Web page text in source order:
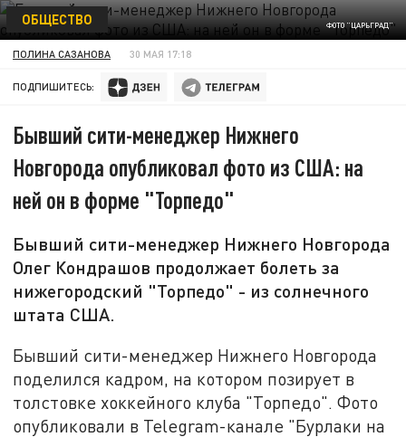
ФОТО "ЦАРЬГРАД"
ОБЩЕСТВО
ПОЛИНА САЗАНОВА 30 МАЯ 17:18
ПОДПИШИТЕСЬ:
Бывший сити-менеджер Нижнего
Новгорода опубликовал фото из США: на
ней он в форме "Торпедо"
Бывший сити-менеджер Нижнего Новгорода
Олег Кондрашов продолжает болеть за
нижегородский "Торпедо" - из солнечного
штата США.
Бывший сити-менеджер Нижнего Новгорода
поделился кадром, на котором позирует в
толстовке хоккейного клуба "Торпедо". Фото
опубликовали в Telegram-канале "Бурлаки на